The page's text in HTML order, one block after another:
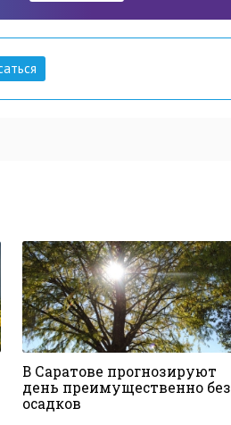
В Саратове прогнозируют
день преимущественно без
осадков